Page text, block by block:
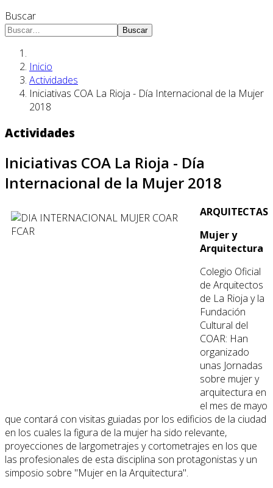
Buscar
Buscar
Inicio
Actividades
Iniciativas COA La Rioja - Día Internacional de la Mujer
2018
Actividades
Iniciativas COA La Rioja - Día
Internacional de la Mujer 2018
ARQUITECTAS
Mujer y
Arquitectura
Colegio Oficial
de Arquitectos
de La Rioja y la
Fundación
Cultural del
COAR: Han
organizado
unas Jornadas
sobre mujer y
arquitectura en
el mes de mayo
que contará con visitas guiadas por los edificios de la ciudad
en los cuales la figura de la mujer ha sido relevante,
proyecciones de largometrajes y cortometrajes en los que
las profesionales de esta disciplina son protagonistas y un
simposio sobre "Mujer en la Arquitectura".